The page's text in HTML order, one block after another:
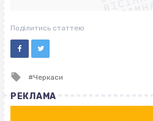
Поділитись статтею
Tagged
Черкаси
РЕКЛАМА